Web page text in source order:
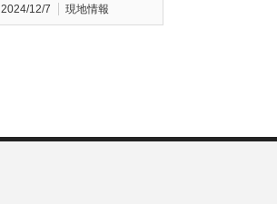
2024/12/7 現地情報